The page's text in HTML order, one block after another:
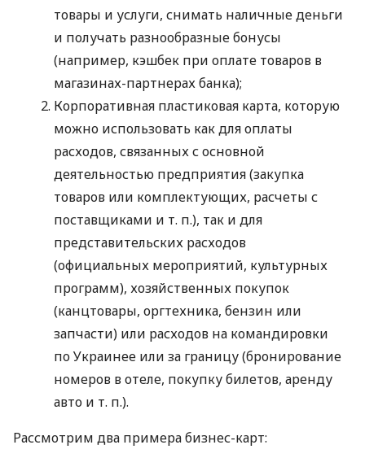
товары и услуги, снимать наличные деньги
и получать разнообразные бонусы
(например, кэшбек при оплате товаров в
магазинах-партнерах банка);
Корпоративная пластиковая карта, которую
можно использовать как для оплаты
расходов, связанных с основной
деятельностью предприятия (закупка
товаров или комплектующих, расчеты с
поставщиками и т. п.), так и для
представительских расходов
(официальных мероприятий, культурных
программ), хозяйственных покупок
(канцтовары, оргтехника, бензин или
запчасти) или расходов на командировки
по Украинее или за границу (бронирование
номеров в отеле, покупку билетов, аренду
авто и т. п.).
Рассмотрим два примера бизнес-карт: